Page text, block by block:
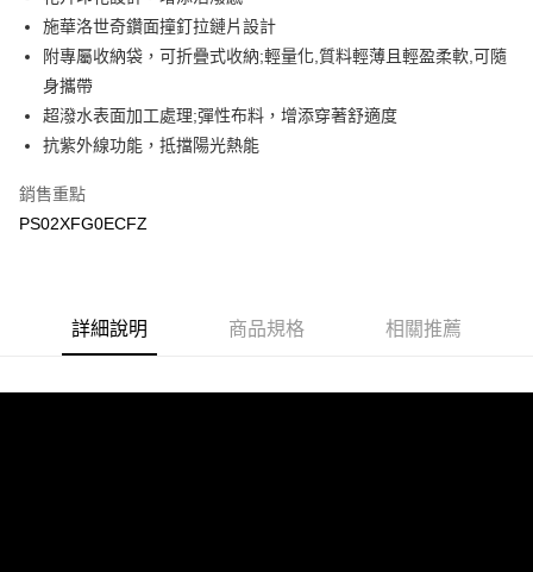
每筆NT$90，滿NT$899(含以上)免運費
宅配(離島)
每筆NT$399，滿NT$18,000(含以上)免運費
施華洛世奇鑽面撞釘拉鏈片設計
附專屬收納袋，可折疊式收納;輕量化,質料輕薄且輕盈柔軟,可隨
身攜帶
超潑水表面加工處理;彈性布料，增添穿著舒適度
抗紫外線功能，抵擋陽光熱能
銷售重點
PS02XFG0ECFZ
詳細說明 商品規格 相關推薦